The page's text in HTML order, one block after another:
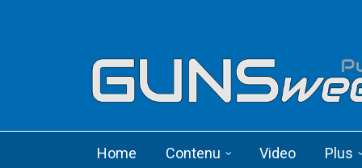
Home Contenu Video Plus